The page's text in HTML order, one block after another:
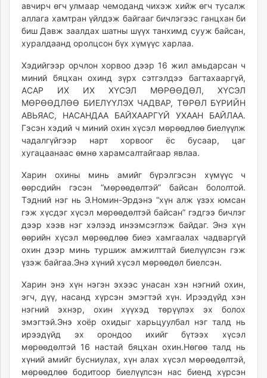
авчирч өгч улмаар чемоданд чихэж хийж өгч тусалж
аллага хамтран үйлдэж байгааг бичлэгээс ганцхан би
биш Давж заалдах шатны шүүх танхимд сууж байсан,
хуралдаанд оролцсон бүх хүмүүс харлаа.
Хэдийгээр орчлон хорвоо дээр 16 жил амьдарсан ч
миний бяцхан охинд зүрх сэтгэлдээ багтахааргүй,
АСАР ИХ ИХ ХҮСЭЛ МӨРӨӨДӨЛ, ХҮСЭЛ
МӨРӨӨДЛӨӨ БИЕЛҮҮЛЭХ ЧАДВАР, ТӨРӨЛ БҮРИЙН
АВЬЯАС, НАСАНДАА БАЙХААРГҮЙ УХААН БАЙЛАА.
Гэсэн хэдий ч миний охин хүсэл мөрөөдлөө биелүүлж
чадалгүйгээр нарт хорвоог ёс бусаар, цаг
хугацаанаас өмнө харамсалтайгаар явлаа.
Харин охины минь амийг бүрэлгэсэн хүмүүс ч
өөрсдийн гэсэн “мөрөөдөлтэй” байсан бололтой.
Тэдний нэг нь Э.Номин-Эрдэнэ “хүн алж үзэх юмсан
гэж хүсдэг хүсэл мөрөөдөлтэй байсан” гэдгээ бичлэг
дээр хээв нэг хэлээд инээмсэглэж байдаг. Энэ хүн
өөрийн хүсэл мөрөөдлөө биеэ хамгаалах чадваргүй
охин дээр минь туршиж амжилттай биелүүлсэн гэж
үзэж байгаа.Энэ хүний хүсэл мөрөөдөл биелсэн.
Харин энэ хүн нэгэн эхээс унасан хэн нэгний охин,
эгч, дүү, насанд хүрсэн эмэгтэй хүн. Ирээдүйд хэн
нэгний эхнэр, охин хүүхэд төрүүлэх эх болох
эмэгтэй.Энэ хоёр охидыг харьцуулбал нэг талд нь
ирээдүйд эх орондоо ихийг бүтээх хүсэл
мөрөөдөлтэй 16 настай бяцхан охин.Нөгөө талд нь
хүний амийг бусниулах, хүн алах хүсэл мөрөөдөлтэй,
мөрөөдлөө бодитоор биелүүлсэн нас биенд хүрсэн